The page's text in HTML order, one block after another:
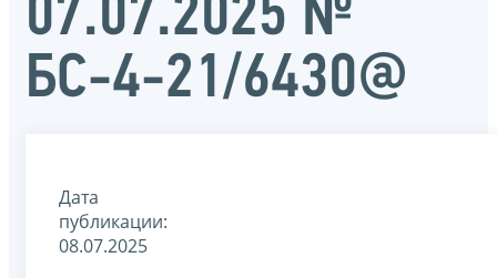
07.07.2025 №
БС-4-21/6430@
Дата
публикации:
08.07.2025